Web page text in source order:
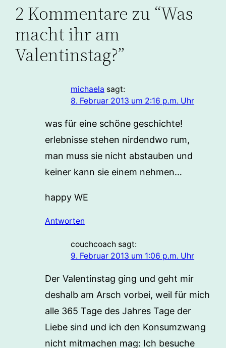
2 Kommentare zu “Was
macht ihr am
Valentinstag?”
michaela sagt:
8. Februar 2013 um 2:16 p.m. Uhr
was für eine schöne geschichte!
erlebnisse stehen nirdendwo rum,
man muss sie nicht abstauben und
keiner kann sie einem nehmen…
happy WE
Antworten
couchcoach sagt:
9. Februar 2013 um 1:06 p.m. Uhr
Der Valentinstag ging und geht mir
deshalb am Arsch vorbei, weil für mich
alle 365 Tage des Jahres Tage der
Liebe sind und ich den Konsumzwang
nicht mitmachen mag: Ich besuche